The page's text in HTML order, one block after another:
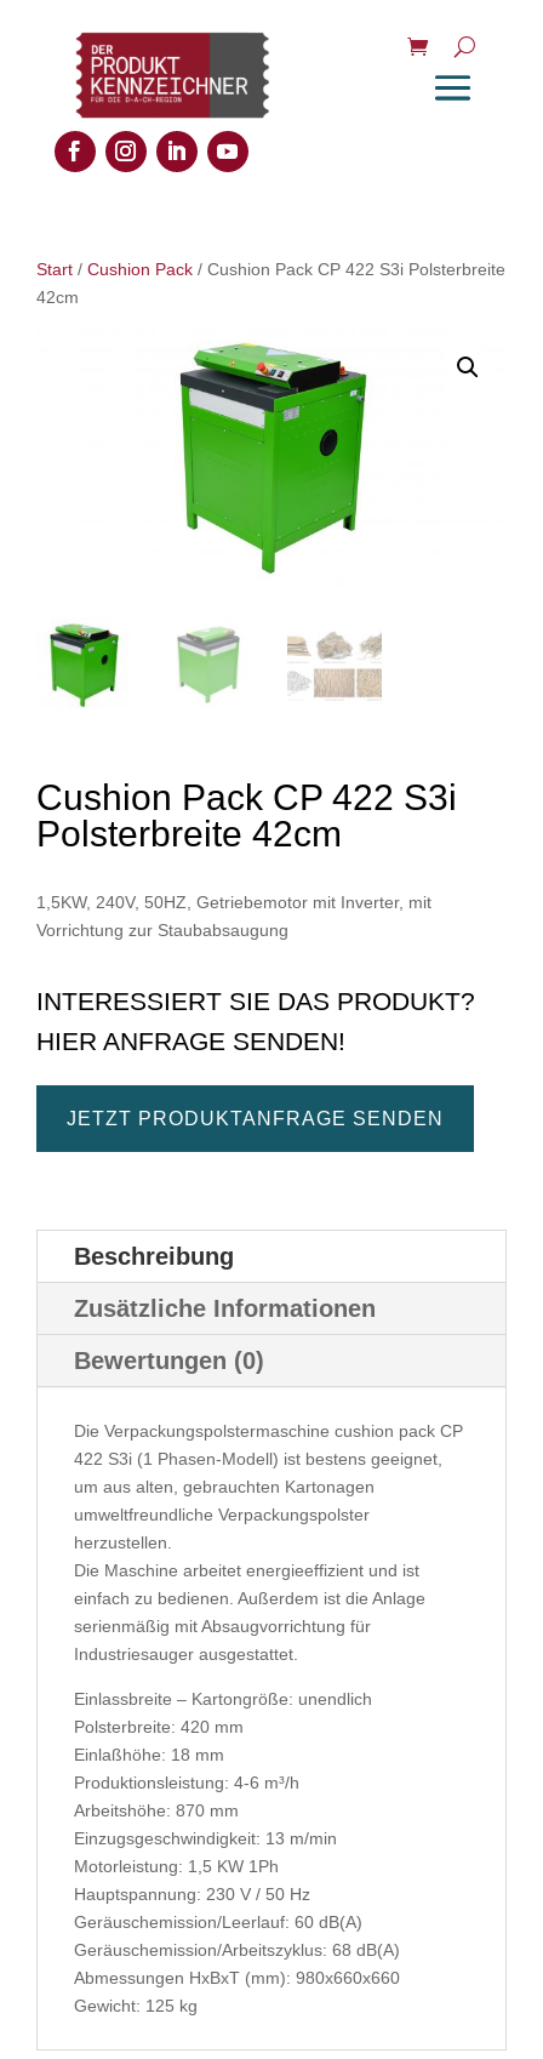
Start / Cushion Pack / Cushion Pack CP 422 S3i Polsterbreite
42cm
Cushion Pack CP 422 S3i
Polsterbreite 42cm
1,5KW, 240V, 50HZ, Getriebemotor mit Inverter, mit
Vorrichtung zur Staubabsaugung
INTERESSIERT SIE DAS PRODUKT?
HIER ANFRAGE SENDEN!
JETZT PRODUKTANFRAGE SENDEN
Beschreibung
Zusätzliche Informationen
Bewertungen (0)
Die Verpackungspolstermaschine cushion pack CP
422 S3i (1 Phasen-Modell) ist bestens geeignet,
um aus alten, gebrauchten Kartonagen
umweltfreundliche Verpackungspolster
herzustellen.
Die Maschine arbeitet energieeffizient und ist
einfach zu bedienen. Außerdem ist die Anlage
serienmäßig mit Absaugvorrichtung für
Industriesauger ausgestattet.
Einlassbreite – Kartongröße: unendlich
Polsterbreite: 420 mm
Einlaßhöhe: 18 mm
Produktionsleistung: 4-6 m³/h
Arbeitshöhe: 870 mm
Einzugsgeschwindigkeit: 13 m/min
Motorleistung: 1,5 KW 1Ph
Hauptspannung: 230 V / 50 Hz
Geräuschemission/Leerlauf: 60 dB(A)
Geräuschemission/Arbeitszyklus: 68 dB(A)
Abmessungen HxBxT (mm): 980x660x660
Gewicht: 125 kg